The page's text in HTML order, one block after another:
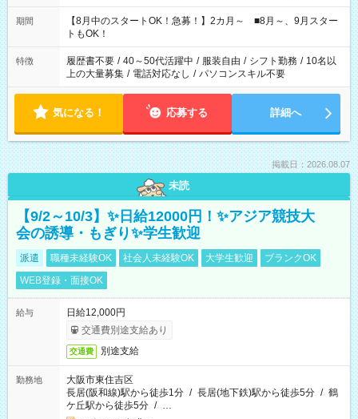
と休みを合わせたい」 「余裕を持って夕飯の準備がしたい」
「できれば残業はしたくない」 など、ご希望を教えてください
ね。 ※Wワーク希望の方へ 今ご覧のお仕事で希望する勤務時間
と、もう1つのお仕事の勤務時間。 合計で週40時間を超える場
合は応募できません。
期間
【8月中のスタートOK！急募！】2カ月～ ■8月～、9月スター
トもOK！
特徴 履歴書不要 / 40～50代活躍中 / 服装自由 / シフト勤務 / 10名以
上の大量募集 / 電話対応なし / パソコンスキル不要
気になる！ 応募する 詳細へ
掲載日：2026.08.07
未読
【9/2～10/3】✨日給12000円！✨アジア競技大
会の誘導・もぎり✨学生歓迎
派遣 職種未経験OK 社会人未経験OK 大学生歓迎
ブランクOK
WEB登録・面接OK
給与
日給12,000円
交通費別途支給あり
交通費 別途支給
勤務地
大阪市東住吉区
長居(阪和線)駅から徒歩1分 / 長居(地下鉄)駅から徒歩5分 / 鶴
ケ丘駅から徒歩5分 / …